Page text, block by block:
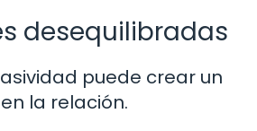
desequilibradas
puede crear un
la relación.